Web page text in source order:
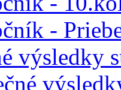
-
výsledky